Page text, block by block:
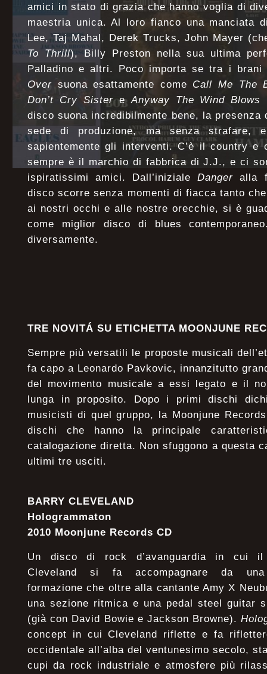
amici in stato di grazia che hanno voglia di
maestria unica. Al loro fianco una manciata
Lee, Taj Mahal, Derek Trucks, John Mayer
To Thrill), Billy Preston nella sua ultima
Palladino e altri. Poco importa se tra i brani
Over suona esattamente come Call Me The
Don’t Cry SistereAnyway The Wind Blows
disco suona incredibilmente bene, la
sede di produzione, ma senza strafare,
sapientemente gli interventi. C’è il country e
sempre è il marchio di fabbrica di J.J., e ci
ispiratissimi amici. Dall’inizialeDangeralla
disco scorre senza momenti di fiacca tanto
ai nostri occhi e alle nostre orecchie, si è
come miglior disco di blues
diversamente.
TRE NOVITÁ SU ETICHETTA MOONJUNE
Sempre più versatili le proposte musicali
fa capo a Leonardo Pavkovic, innanzitutto
del movimento musicale a essi legato e il
lunga in proposito. Dopo i primi dischi
musicisti di quel gruppo, la Moonjune
dischi che hanno la principale
catalogazione diretta. Non sfuggono a questa
ultimi tre usciti.
BARRY CLEVELAND
Hologrammaton
2010 Moonjune Records CD
Un disco di rock d’avanguardia in cui il
Cleveland si fa accompagnare da una
formazione che oltre alla cantante Amy X
una sezione ritmica e una pedal steel guitar
(già con David Bowie e Jackson Browne).
concept in cui Cleveland riflette e fa
occidentale all’alba del ventunesimo secolo,
cupi da rock industriale e atmosfere più